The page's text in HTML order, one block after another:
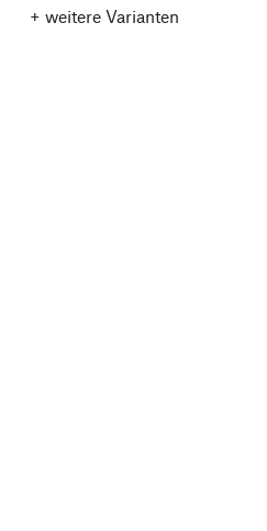
+ weitere Varianten